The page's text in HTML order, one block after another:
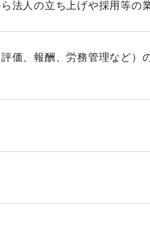
法人の立ち上げや採用等の
価、報酬、労務管理など）